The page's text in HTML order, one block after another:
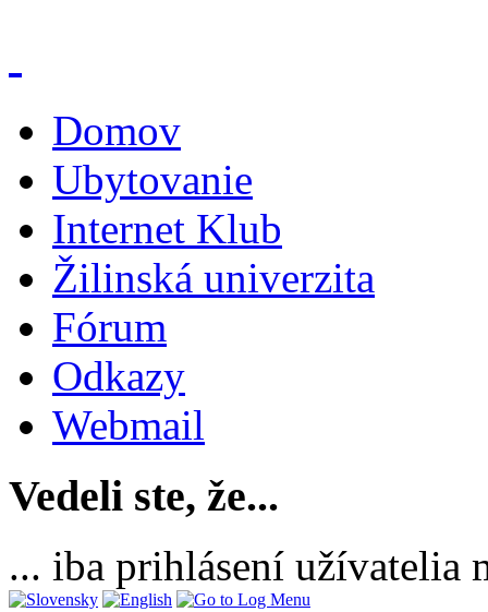
Domov
Ubytovanie
Internet Klub
Žilinská univerzita
Fórum
Odkazy
Webmail
Vedeli ste, že...
... iba prihlásení užívatelia